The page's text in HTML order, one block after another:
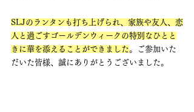
SLJのランタンも打ち上げられ、家族や友人、恋
人と過ごすゴールデンウィークの特別なひとと
きに華を添えることができました。ご参加いた
だいた皆様、誠にありがとうございました。